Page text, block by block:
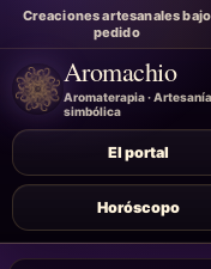
Creaciones artesanales bajo
pedido
Aromachio
Aromaterapia · Artesanía
simbólica
El portal
Horóscopo